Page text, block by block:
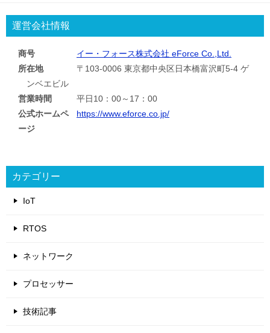
運営会社情報
商号
イー・フォース株式会社 eForce Co.,Ltd.
所在地
〒103-0006 東京都中央区日本橋富沢町5-4 ゲ
ンベエビル
営業時間
平日10：00～17：00
公式ホームペ
ージ
https://www.eforce.co.jp/
カテゴリー
IoT
RTOS
ネットワーク
プロセッサー
技術記事